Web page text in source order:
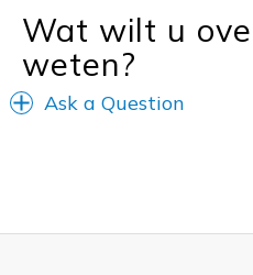
Wat wilt u
weten?
Ask a Question